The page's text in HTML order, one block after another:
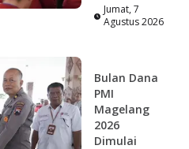
Jumat, 7
Agustus 2026
Bulan Dana
PMI
Magelang
2026
Dimulai